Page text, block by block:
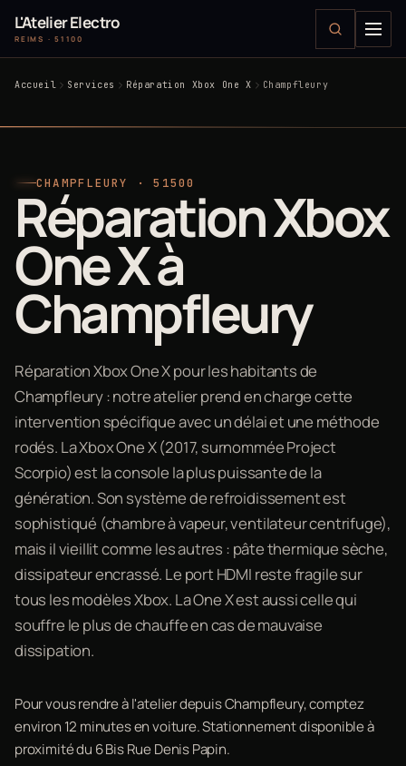
L'Atelier Electro
REIMS · 51100
Accueil Services Réparation Xbox One X Champfleury
CHAMPFLEURY · 51500
Réparation Xbox
One X à
Champfleury
Réparation Xbox One X pour les habitants de
Champfleury : notre atelier prend en charge cette
intervention spécifique avec un délai et une méthode
rodés. La Xbox One X (2017, surnommée Project
Scorpio) est la console la plus puissante de la
génération. Son système de refroidissement est
sophistiqué (chambre à vapeur, ventilateur centrifuge),
mais il vieillit comme les autres : pâte thermique sèche,
dissipateur encrassé. Le port HDMI reste fragile sur
tous les modèles Xbox. La One X est aussi celle qui
souffre le plus de chauffe en cas de mauvaise
dissipation.
Pour vous rendre à l'atelier depuis Champfleury, comptez
environ 12 minutes en voiture. Stationnement disponible à
proximité du 6 Bis Rue Denis Papin.